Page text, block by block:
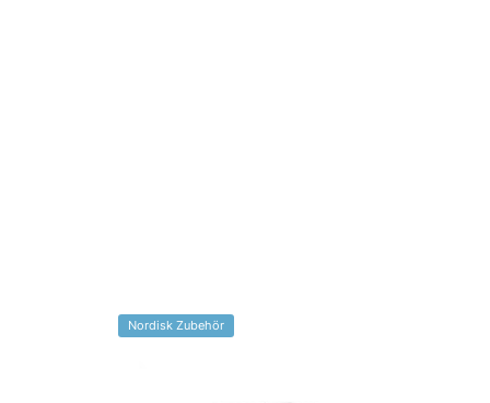
Nordisk Zubehör